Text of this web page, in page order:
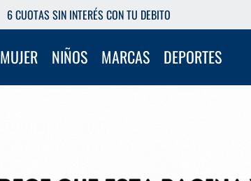
RETIRÁ GRATIS EN NUESTRAS SUCURSALES
MUJER NIÑOS MARCAS DEPORTES